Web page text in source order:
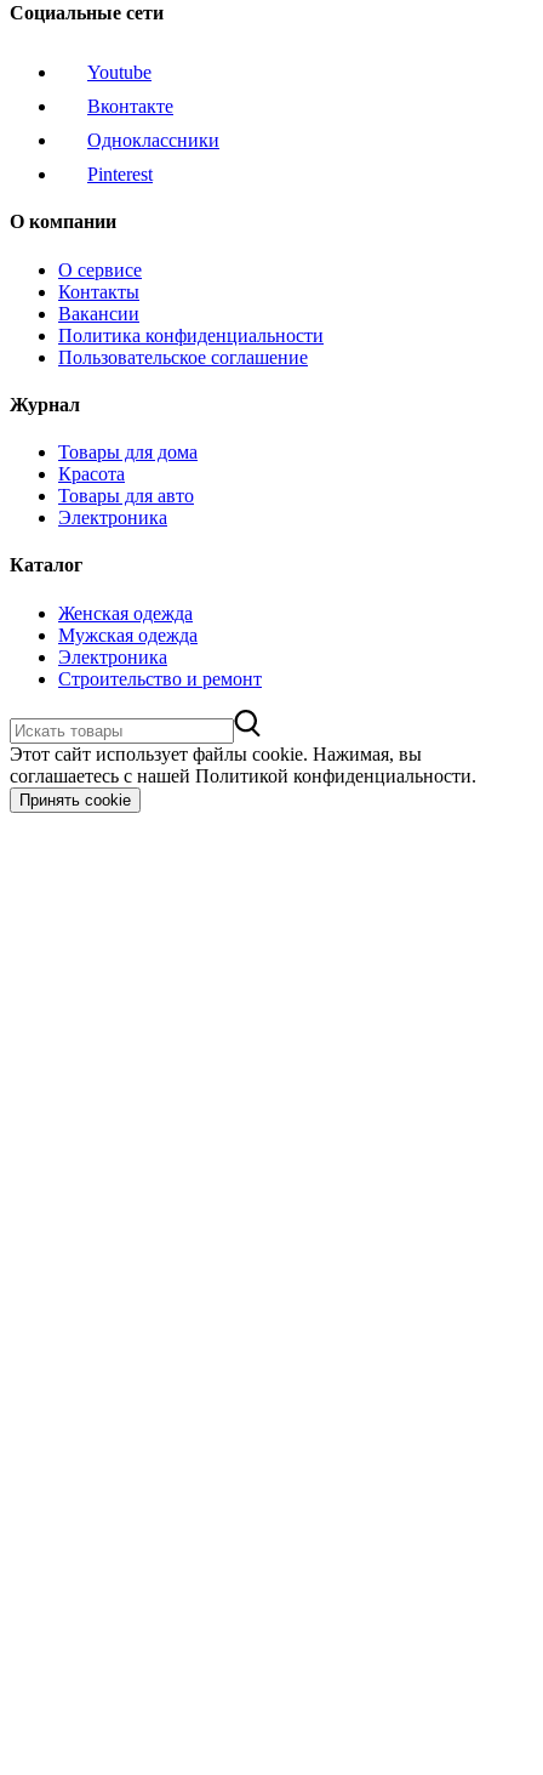
Социальные сети
Youtube
Вконтакте
Одноклассники
Pinterest
О компании
О сервисе
Контакты
Вакансии
Политика конфиденциальности
Пользовательское соглашение
Журнал
Товары для дома
Красота
Товары для авто
Электроника
Каталог
Женская одежда
Мужская одежда
Электроника
Строительство и ремонт
Этот сайт использует файлы cookie. Нажимая, вы
соглашаетесь с нашей Политикой конфиденциальности.
Принять cookie